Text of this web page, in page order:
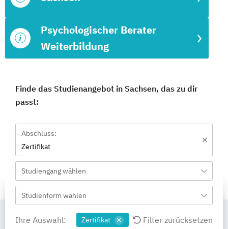
Psychologischer Berater
Weiterbildung
Finde das Studienangebot in Sachsen, das zu dir
passt:
Abschluss:
Zertifikat
Studiengang wählen
Studienform wählen
Ihre Auswahl: Zertifikat Filter zurücksetzen